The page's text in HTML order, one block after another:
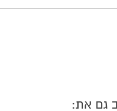
גם את: